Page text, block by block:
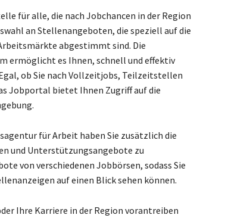
für alle, die nach Jobchancen in der Region
an Stellenangeboten, die speziell auf die
abgestimmt sind. Die
ermöglicht es Ihnen, schnell und effektiv
ob Sie nach Vollzeitjobs, Teilzeitstellen
Jobportal bietet Ihnen Zugriff auf die
für Arbeit haben Sie zusätzlich die
und Unterstützungsangebote zu
von verschiedenen Jobbörsen, sodass Sie
auf einen Blick sehen können.
Ihre Karriere in der Region vorantreiben